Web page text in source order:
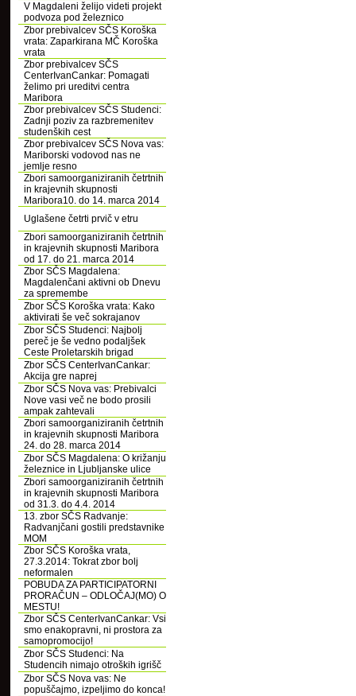
V Magdaleni želijo videti projekt
podvoza pod železnico
Zbor prebivalcev SČS Koroška
vrata: Zaparkirana MČ Koroška
vrata
Zbor prebivalcev SČS
CenterIvanCankar: Pomagati
želimo pri ureditvi centra
Maribora
Zbor prebivalcev SČS Studenci:
Zadnji poziv za razbremenitev
studenških cest
Zbor prebivalcev SČS Nova vas:
Mariborski vodovod nas ne
jemlje resno
Zbori samoorganiziranih četrtnih
in krajevnih skupnosti
Maribora10. do 14. marca 2014
Uglašene četrti prvič v etru
Zbori samoorganiziranih četrtnih
in krajevnih skupnosti Maribora
od 17. do 21. marca 2014
Zbor SČS Magdalena:
Magdalenčani aktivni ob Dnevu
za spremembe
Zbor SČS Koroška vrata: Kako
aktivirati še več sokrajanov
Zbor SČS Studenci: Najbolj
pereč je še vedno podaljšek
Ceste Proletarskih brigad
Zbor SČS CenterIvanCankar:
Akcija gre naprej
Zbor SČS Nova vas: Prebivalci
Nove vasi več ne bodo prosili
ampak zahtevali
Zbori samoorganiziranih četrtnih
in krajevnih skupnosti Maribora
24. do 28. marca 2014
Zbor SČS Magdalena: O križanju
železnice in Ljubljanske ulice
Zbori samoorganiziranih četrtnih
in krajevnih skupnosti Maribora
od 31.3. do 4.4. 2014
13. zbor SČS Radvanje:
Radvanjčani gostili predstavnike
MOM
Zbor SČS Koroška vrata,
27.3.2014: Tokrat zbor bolj
neformalen
POBUDA ZA PARTICIPATORNI
PRORAČUN – ODLOČAJ(MO) O
MESTU!
Zbor SČS CenterIvanCankar: Vsi
smo enakopravni, ni prostora za
samopromocijo!
Zbor SČS Studenci: Na
Studencih nimajo otroških igrišč
Zbor SČS Nova vas: Ne
popuščajmo, izpeljimo do konca!